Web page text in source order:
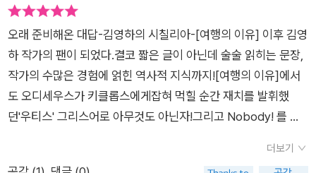
오래 준비해온 대답-김영하의 시칠리아-[여행의 이유] 이후 김영
하 작가의 팬이 되었다.결코 짧은 글이 아닌데 술술 읽히는 문장,
작가의 수많은 경험에 얽힌 역사적 지식까지![여행의 이유]에서
도 오디세우스가 키클롭스에게잡혀 먹힐 순간 재치를 발휘했
던'우티스' 그리스어로 아무것도 아닌자!그리고 Nobody! 를 서
않음을 깊이 사유하게 한 최고의 비유였다.어찌 같은 책을 읽고
더보기